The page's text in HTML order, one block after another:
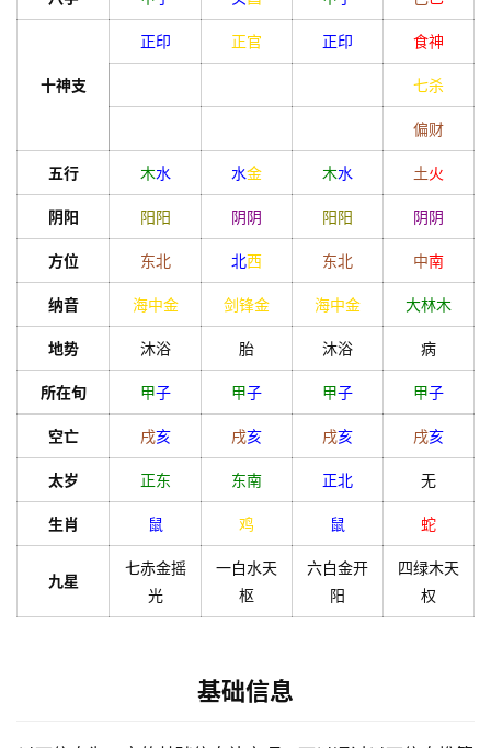
黄
十神支
正印 正官 正印 食神
七杀
偏财
五行 木水 水金 木水 土火
阴阳 阳阳 阴阴 阳阳 阴阴
方位 东北 北西 东北 中南
纳音 海中金 剑锋金 海中金 大林木
地势 沐浴 胎 沐浴 病
所在旬 甲子 甲子 甲子 甲子
空亡 戌亥 戌亥 戌亥 戌亥
太岁 正东 东南 正北 无
生肖 鼠 鸡 鼠 蛇
九星
七赤金摇
光
一白水天
枢
六白金开
阳
四绿木天
权
基础信息